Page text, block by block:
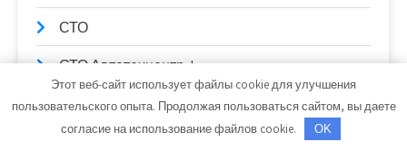
СТО
СТО Автотехцентр Jeep
Сто коней, официальный дилер Mitsubishi
Сто коней, официальный дилер Mitsubishi
Этот веб-сайт использует файлы cookie для улучшения
пользовательского опыта. Продолжая пользоваться сайтом, вы даете
согласие на использование файлов cookie.
OK